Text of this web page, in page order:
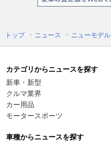
トップ ニュース ニューモデル
カテゴリからニュースを探す
新車・新型
クルマ業界
カー用品
モータースポーツ
車種からニュースを探す